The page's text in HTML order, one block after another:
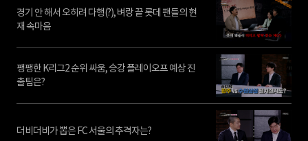
경기 안 해서 오히려 다행(?), 벼랑 끝 롯데 팬들의 현
재 속마음
팽팽한 K리그2 순위 싸움, 승강 플레이오프 예상 진
출팀은?
더비더비가 뽑은 FC 서울의 추격자는?